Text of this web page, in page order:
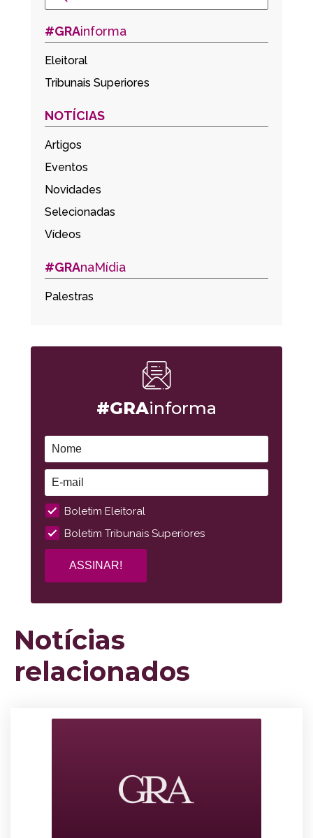
#GRAinforma
Eleitoral
Tribunais Superiores
NOTÍCIAS
Artigos
Eventos
Novidades
Selecionadas
Vídeos
#GRAnaMídia
Palestras
#GRAinforma
Boletim Eleitoral
Boletim Tribunais Superiores
Notícias
relacionados